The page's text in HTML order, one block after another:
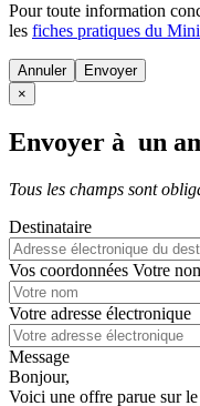
Pour toute information
les fiches pratiques du
Annuler
×
Envoyer à un
Tous les champs sont
Destinataire
Vos coordonnées Votre
Votre adresse électronique
Message
Bonjour,
Voici une offre parue sur